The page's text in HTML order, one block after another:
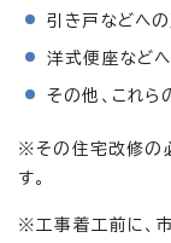
引き戸などへ
洋式便座など
その他、これ
※その住宅改修の
す。
※工事着工前に、